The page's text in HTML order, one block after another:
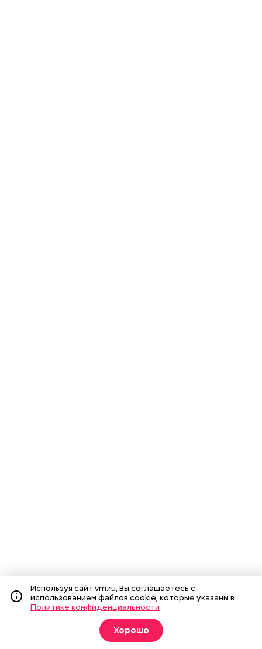
Используя сайт vm.ru, Вы соглашаетесь с
использованием файлов cookie, которые указаны в
Политике конфиденциальности
Хорошо